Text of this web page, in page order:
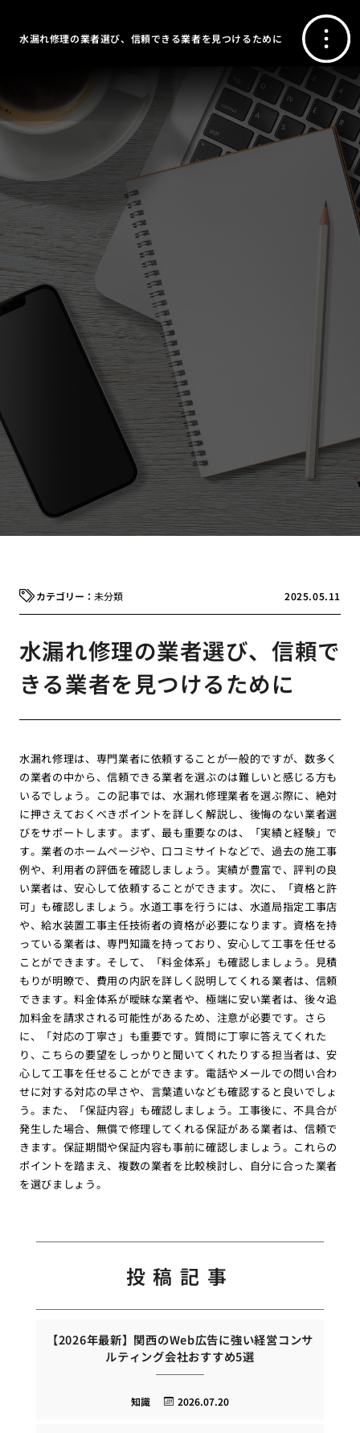
水漏れ修理の業者選び、信頼できる業者を見つけるために
2025.05.11
未分類
水漏れ修理の業者選び、信頼で
きる業者を見つけるために
水漏れ修理は、専門業者に依頼することが一般的ですが、数多く
の業者の中から、信頼できる業者を選ぶのは難しいと感じる方も
いるでしょう。この記事では、水漏れ修理業者を選ぶ際に、絶対
に押さえておくべきポイントを詳しく解説し、後悔のない業者選
びをサポートします。まず、最も重要なのは、「実績と経験」で
す。業者のホームページや、口コミサイトなどで、過去の施工事
例や、利用者の評価を確認しましょう。実績が豊富で、評判の良
い業者は、安心して依頼することができます。次に、「資格と許
可」も確認しましょう。水道工事を行うには、水道局指定工事店
や、給水装置工事主任技術者の資格が必要になります。資格を持
っている業者は、専門知識を持っており、安心して工事を任せる
ことができます。そして、「料金体系」も確認しましょう。見積
もりが明瞭で、費用の内訳を詳しく説明してくれる業者は、信頼
できます。料金体系が曖昧な業者や、極端に安い業者は、後々追
加料金を請求される可能性があるため、注意が必要です。さら
に、「対応の丁寧さ」も重要です。質問に丁寧に答えてくれた
り、こちらの要望をしっかりと聞いてくれたりする担当者は、安
心して工事を任せることができます。電話やメールでの問い合わ
せに対する対応の早さや、言葉遣いなども確認すると良いでしょ
う。また、「保証内容」も確認しましょう。工事後に、不具合が
発生した場合、無償で修理してくれる保証がある業者は、信頼で
きます。保証期間や保証内容も事前に確認しましょう。これらの
ポイントを踏まえ、複数の業者を比較検討し、自分に合った業者
を選びましょう。
投稿記事
【2026年最新】関西のWeb広告に強い経営コンサ
ルティング会社おすすめ5選
2026.07.20
知識